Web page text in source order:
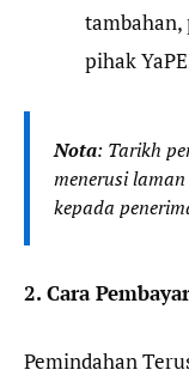
tambahan,
pihak
Nota: Tarikh
menerusi
kepada
2. Cara
Pemindahan